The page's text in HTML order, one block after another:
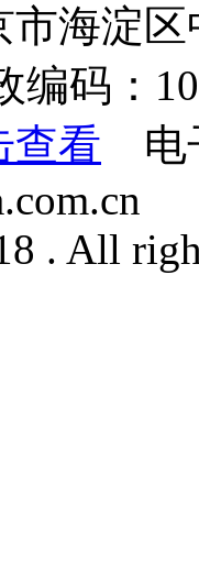
海淀
编码：
查看 电
. All